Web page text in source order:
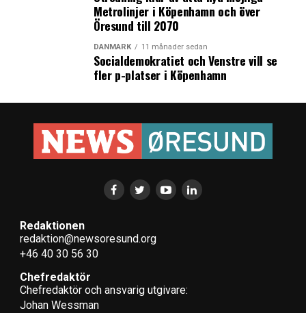
Metrolinjer i Köpenhamn och över
Öresund till 2070
DANMARK 11 månader sedan
Socialdemokratiet och Venstre vill se
fler p-platser i Köpenhamn
Redaktionen
redaktion@newsoresund.org
+46 40 30 56 30
Chefredaktör
Chefredaktör och ansvarig utgivare:
Johan Wessman